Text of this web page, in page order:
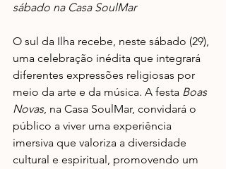
sábado na Casa SoulMar
O sul da Ilha recebe, neste sábado (29),
uma celebração inédita que integrará
diferentes expressões religiosas por
meio da arte e da música. A festa Boas
Novas, na Casa SoulMar, convidará o
público a viver uma experiência
imersiva que valoriza a diversidade
cultural e espiritual, promovendo um